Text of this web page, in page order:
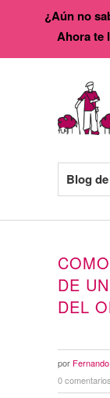
Blog
DE
DEL
por
0 comentarios
¿Aún no
Ahora te